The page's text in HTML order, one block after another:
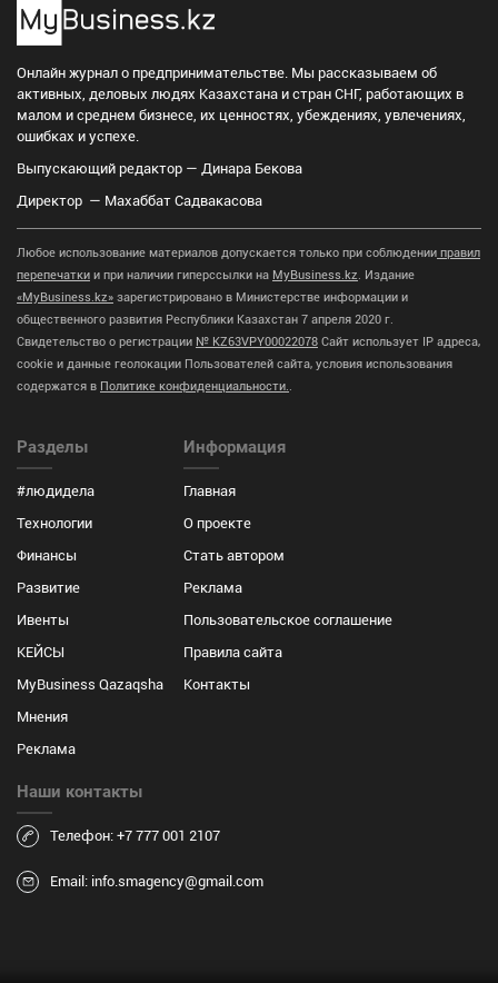
Онлайн журнал о предпринимательстве. Мы рассказываем об
активных, деловых людях Казахстана и стран СНГ, работающих в
малом и среднем бизнесе, их ценностях, убеждениях, увлечениях,
ошибках и успехе.
Выпускающий редактор — Динара Бекова
Директор — Махаббат Садвакасова
Любое использование материалов допускается только при соблюдении правил
перепечатки и при наличии гиперссылки на MyBusiness.kz. Издание
«MyBusiness.kz» зарегистрировано в Министерстве информации и
общественного развития Республики Казахстан 7 апреля 2020 г.
Свидетельство о регистрации № KZ63VPY00022078 Сайт использует IP адреса,
cookie и данные геолокации Пользователей сайта, условия использования
содержатся в Политике конфиденциальности..
Разделы
#людидела
Технологии
Финансы
Развитие
Ивенты
КЕЙСЫ
MyBusiness Qazaqsha
Мнения
Реклама
Информация
Главная
О проекте
Стать автором
Реклама
Пользовательское соглашение
Правила сайта
Контакты
Наши контакты
Телефон: +7 777 001 2107
Email: info.smagency@gmail.com